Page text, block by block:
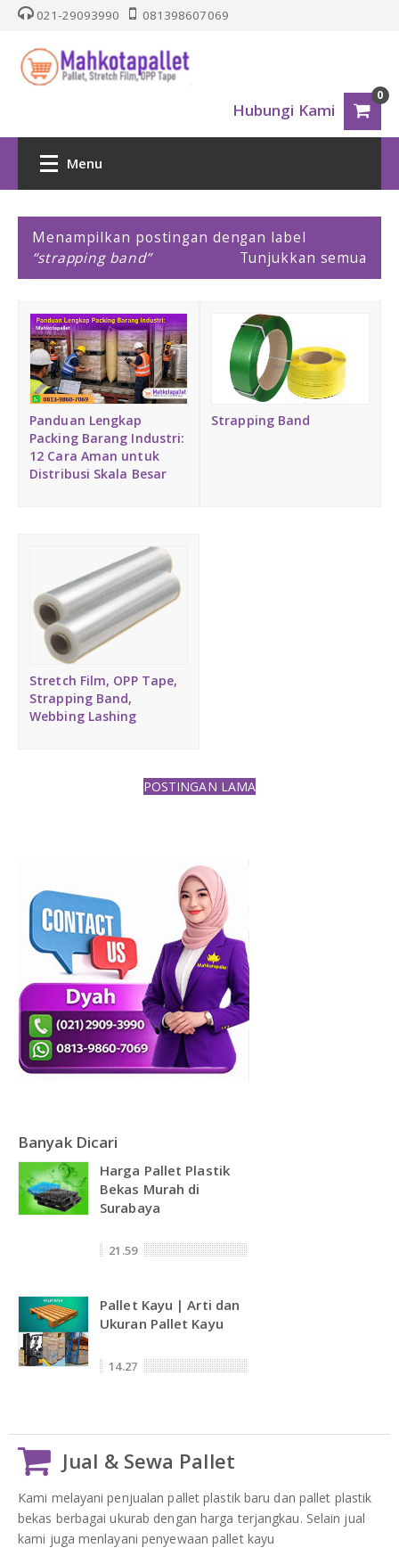
021-29093990 081398607069
Hubungi Kami
0
Menu
HOME
PALLET PLASTIK
Nestable
One Way Series
Medium Duty
Heavy Duty
PRODUK LAIN
Dunnage Air Bag
Stretch Film
Opp Tape
Menampilkan postingan dengan label
strapping band
Tunjukkan semua
Panduan Lengkap
Packing Barang Industri:
12 Cara Aman untuk
Distribusi Skala Besar
Strapping Band
Stretch Film, OPP Tape,
Strapping Band,
Webbing Lashing
POSTINGAN LAMA
Banyak Dicari
Harga Pallet Plastik
Bekas Murah di
Surabaya
21.59
Pallet Kayu | Arti dan
Ukuran Pallet Kayu
14.27
Jual & Sewa Pallet
Kami melayani penjualan pallet plastik baru dan pallet plastik
bekas berbagai ukurab dengan harga terjangkau. Selain jual
kami juga menlayani penyewaan pallet kayu